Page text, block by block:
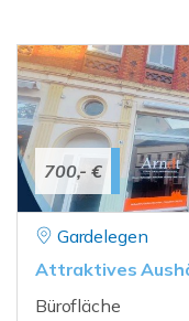
700,- €
Gardelegen
Attraktives
Bürofläche